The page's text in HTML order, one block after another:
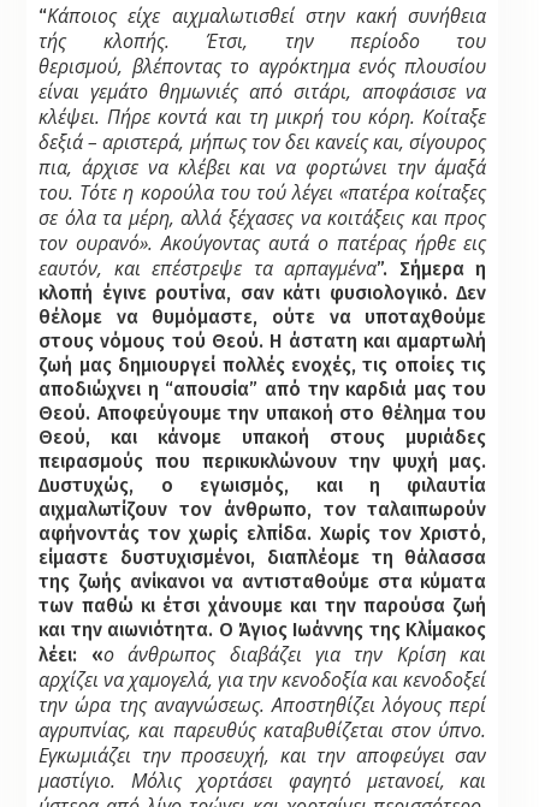
“Κάποιος είχε αιχμαλωτισθεί στην κακή συνήθεια
τής κλοπής. Έτσι, την περίοδο του
θερισμού, βλέποντας το αγρόκτημα ενός πλουσίου
είναι γεμάτο θημωνιές από σιτάρι, αποφάσισε να
κλέψει. Πήρε κοντά και τη μικρή του κόρη. Κοίταξε
δεξιά – αριστερά, μήπως τον δει κανείς και, σίγουρος
πια, άρχισε να κλέβει και να φορτώνει την άμαξά
του. Τότε η κορούλα του τού λέγει «πατέρα κοίταξες
σε όλα τα μέρη, αλλά ξέχασες να κοιτάξεις και προς
τον ουρανό». Ακούγοντας αυτά o πατέρας ήρθε εις
εαυτόν, και επέστρεψε τα αρπαγμένα”. Σήμερα η
κλοπή έγινε ρουτίνα, σαν κάτι φυσιολογικό. Δεν
θέλομε να θυμόμαστε, ούτε να υποταχθούμε
στους νόμους τού Θεού. Η άστατη και αμαρτωλή
ζωή μας δημιουργεί πολλές ενοχές, τις οποίες τις
αποδιώχνει η “απουσία” από την καρδιά μας του
Θεού. Αποφεύγουμε την υπακοή στο θέλημα του
Θεού, και κάνομε υπακοή στους μυριάδες
πειρασμούς που περικυκλώνουν την ψυχή μας.
Δυστυχώς, o εγωισμός, και η φιλαυτία
αιχμαλωτίζουν τον άνθρωπο, τον ταλαιπωρούν
αφήνοντάς τον χωρίς ελπίδα. Χωρίς τον Χριστό,
είμαστε δυστυχισμένοι, διαπλέομε τη θάλασσα
της ζωής ανίκανοι να αντισταθούμε στα κύματα
των παθώ κι έτσι χάνουμε και την παρούσα ζωή
και την αιωνιότητα. Ο Άγιος Ιωάννης της Κλίμακος
λέει: «o άνθρωπος διαβάζει για την Κρίση και
αρχίζει να χαμογελά, για την κενοδοξία και κενοδοξεί
την ώρα της αναγνώσεως. Αποστηθίζει λόγους περί
αγρυπνίας, και παρευθύς καταβυθίζεται στον ύπνο.
Εγκωμιάζει την προσευχή, και την αποφεύγει σαν
μαστίγιο.
Μόλις χορτάσει φαγητό μετανοεί, και